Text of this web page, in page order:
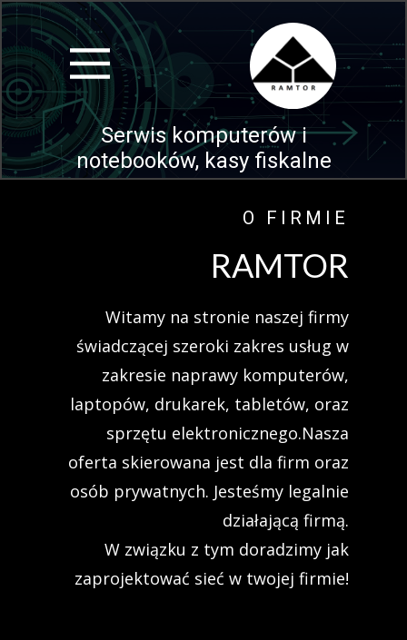
Serwis komputerów i
notebooków, kasy fiskalne
O FIRMIE
RAMTOR
Witamy na stronie naszej firmy
świadczącej szeroki zakres usług w
zakresie naprawy komputerów,
laptopów, drukarek, tabletów, oraz
sprzętu elektronicznego.Nasza
oferta skierowana jest dla firm oraz
osób prywatnych. Jesteśmy legalnie
działającą firmą.
W związku z tym doradzimy jak
zaprojektować sieć w twojej firmie!